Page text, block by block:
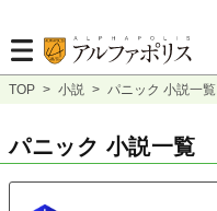
TOP > 小説 > パニック 小説一覧
パニック 小説一覧